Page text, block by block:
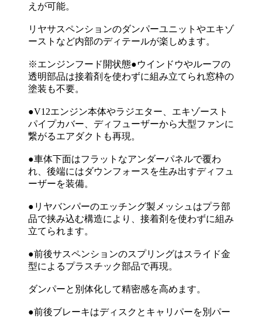
えが可能。
リヤサスペンションのダンパーユニットやエキゾ
ーストなど内部のディテールが楽しめます。
※エンジンフード開状態●ウインドウやルーフの
透明部品は接着剤を使わずに組み立てられ窓枠の
塗装も不要。
●V12エンジン本体やラジエター、エキゾースト
パイプカバー、ディフューザーから大型ファンに
繋がるエアダクトも再現。
●車体下面はフラットなアンダーパネルで覆わ
れ、後端にはダウンフォースを生み出すディフュ
ーザーを装備。
●リヤバンパーのエッチング製メッシュはプラ部
品で挟み込む構造により、接着剤を使わずに組み
立てられます。
●前後サスペンションのスプリングはスライド金
型によるプラスチック部品で再現。
ダンパーと別体化して精密感を高めます。
●前後ブレーキはディスクとキャリパーを別パー